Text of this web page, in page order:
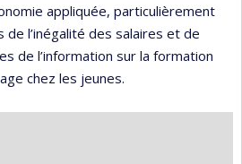
appliquée, particulièrement
de l’inégalité des salaires et de
de l’information sur la formation
chez les jeunes.